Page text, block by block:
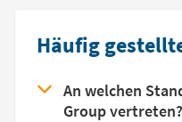
Häufig
An welchen
Group vertreten?